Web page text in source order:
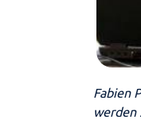
Fabien
werden